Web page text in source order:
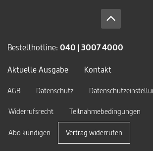
Bestellhotline: 040 | 3007 4000
Aktuelle Ausgabe
Kontakt
AGB Datenschutz
Widerrufsrecht
Teilnahmebedingungen
Abo kündigen Vertrag widerrufen